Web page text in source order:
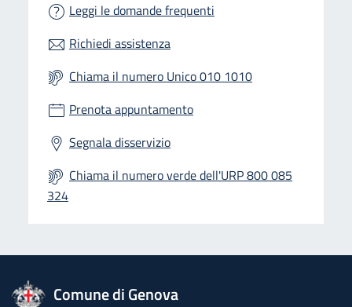
Leggi le domande frequenti
Richiedi assistenza
Chiama il numero Unico 010 1010
Prenota appuntamento
Segnala disservizio
Chiama il numero verde dell'URP 800 085
324
logo Unione Europea
Comune di Genova